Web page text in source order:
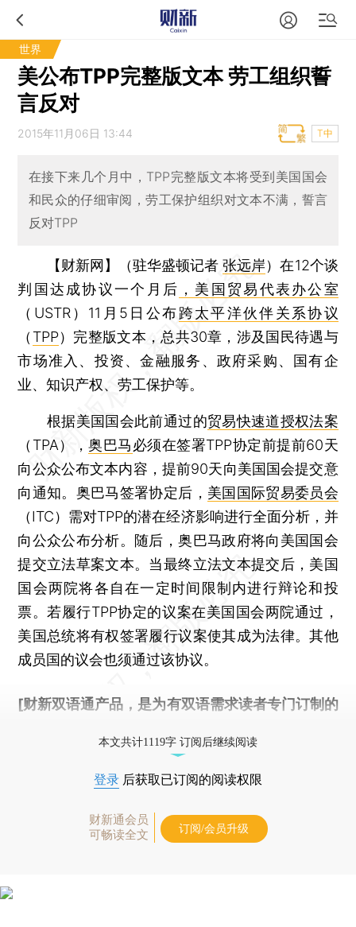
世界
美公布TPP完整版文本 劳工组织誓
言反对
2015年11月06日 13:44 T中
在接下来几个月中，TPP完整版文本将受到美国国会
和民众的仔细审阅，劳工保护组织对文本不满，誓言
反对TPP
【财新网】（驻华盛顿记者张远岸）在12个谈
判国达成协议一个月后 ，美国贸易代表办公室
（USTR）11月5日公布跨太平洋伙伴关系协议
（ TPP）完整版文本，总共30章，涉及国民待遇与
市场准入、投资、金融服务、政府采购、国有企
业、知识产权、劳工保护等。
根据美国国会此前通过的贸易快速道授权法案
（TPA），奥巴马必须在签署TPP协定前提前60天
向公众公布文本内容，提前90天向美国国会提交意
向通知。奥巴马签署协定后， 美国国际贸易委员会
（ITC）需对TPP的潜在经济影响进行全面分析，并
向公众公布分析。随后，奥巴马政府将向美国国会
提交立法草案文本。当最终立法文本提交后，美国
国会两院将各自在一定时间限制内进行辩论和投
票。若履行TPP协定的议案在美国国会两院通过，
美国总统将有权签署履行议案使其成为法律。其他
成员国的议会也须通过该协议。
[财新双语通产品，是为有双语需求读者专门订制的
本文共计1119字 订阅后继续阅读
登录 后获取已订阅的阅读权限
财新通会员
可畅读全文
订阅/会员升级